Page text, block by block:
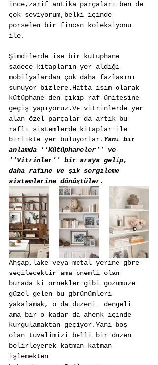
ince,zarif antika parçaları ben de
çok seviyorum,belki içinde
porselen bir fincan koleksiyonu
ile.
Şimdilerde ise bir kütüphane
sadece kitapların yer aldığı
mobilyalardan çok daha fazlasını
sunuyor bizlere.Hatta isim olarak
kütüphane den çıkıp raf ünitesine
geçiş yapıyoruz.Ve vitrinlerde yer
alan özel parçalar da artık bu
raflı sistemlerde kitaplar ile
birlikte yer buluyorlar. Yani bir
anlamda ''Kütüphaneler'' ve
''Vitrinler'' bir araya gelip,
daha rafine ve şık sergileme
sistemlerine dönüştüler.
Ahşap,lake veya metal yerine göre
seçilecektir ama önemli olan
burada ki örnekler gibi gözümüze
güzel gelen bu görünümleri
yakalamak, o da düzeni  dengeli
ama bir o kadar da ahenk içinde
kurgulamaktan geçiyor.Yani boş
olan tuvalimizi belli bir düzen
belirleyerek katman katman
işlemekten